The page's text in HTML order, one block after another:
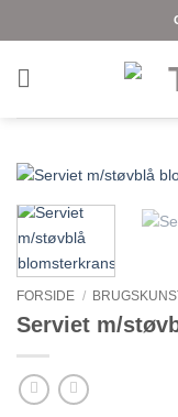
FORSIDE /
Serviet m/